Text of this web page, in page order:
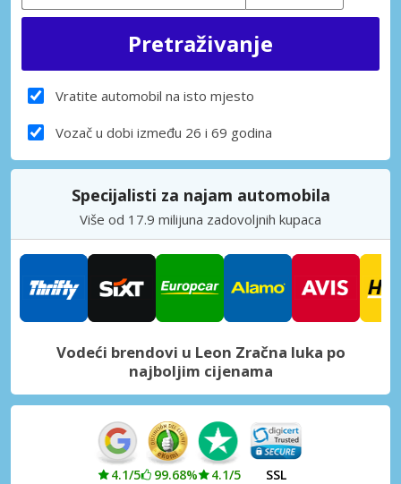
Vratite automobil na isto mjesto
Vozač u dobi između 26 i 69 godina
Specijalisti za najam automobila
Više od 17.9 milijuna zadovoljnih kupaca
Vodeći brendovi u Leon Zračna luka po
najboljim cijenama
4.1/5 99.68% 4.1/5 SSL